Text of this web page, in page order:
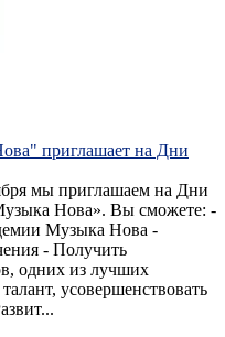
приглашает на Дни
мы приглашаем на Дни
Нова». Вы сможете: -
Музыка Нова -
- Получить
одних из лучших
усовершенствовать